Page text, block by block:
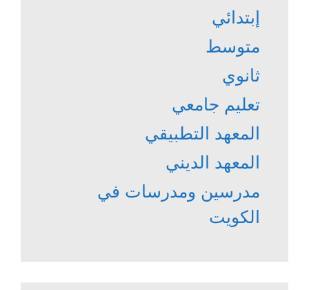
إبتدائي
متوسط
ثانوي
تعليم جامعي
المعهد التطبيقي
المعهد الديني
مدرسين ومدرسات في
الكويت